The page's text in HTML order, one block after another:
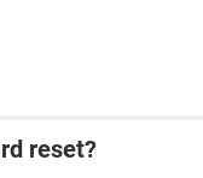
reset?